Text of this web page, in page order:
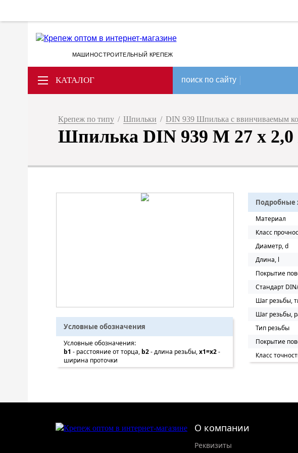
МАШИНОСТРОИТЕЛЬНЫЙ КРЕПЕЖ
КАТАЛОГ поиск по сайту
Крепеж по типу / Шпильки / DIN 939 Шпилька с ввинчиваемым
Шпилька DIN 939 M 27 х
Условные обозначения
Условные обозначения:
b1 - расстояние от торца, b2- длина резьбы,x1=x2-
ширина проточки
Подробные
Материал
Класс
Диаметр, d
Длина, l
Покрытие
Стандарт
Шаг резьбы,
Шаг резьбы,
Тип резьбы
Покрытие
Класс
О компании
Реквизиты